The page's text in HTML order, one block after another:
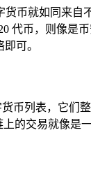
币就如同来自
代币，则像是
可。
币列表，它们
的交易就像是